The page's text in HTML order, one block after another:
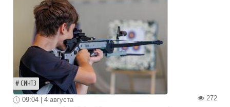
СИНТЗ
272
09:04 | 4 августа